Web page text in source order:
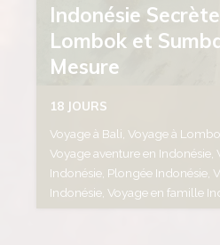
Indonésie
Lombok et
Mesure
18 JOURS
Voyage à Bali, Voyage à
Voyage aventure en Indonésie,
Indonésie, Plongée Indonésie,
Indonésie, Voyage en famille